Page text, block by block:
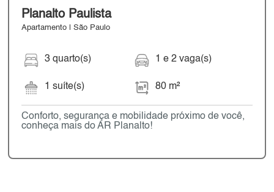
Planalto Paulista
Apartamento | São Paulo
3 quarto(s)
1 suíte(s)
1 e 2 vaga(s)
80 m²
Conforto, segurança e mobilidade próximo de você,
conheça mais do AR Planalto!